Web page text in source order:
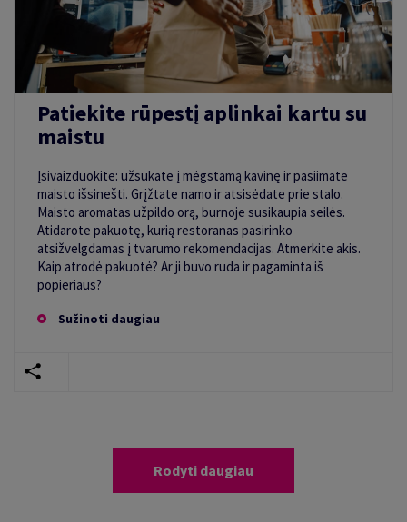
Patiekite rūpestį aplinkai kartu su
maistu
Įsivaizduokite: užsukate į mėgstamą kavinę ir pasiimate
maisto išsinešti. Grįžtate namo ir atsisėdate prie stalo.
Maisto aromatas užpildo orą, burnoje susikaupia seilės.
Atidarote pakuotę, kurią restoranas pasirinko
atsižvelgdamas į tvarumo rekomendacijas. Atmerkite akis.
Kaip atrodė pakuotė? Ar ji buvo ruda ir pagaminta iš
popieriaus?
Sužinoti daugiau
Rodyti daugiau